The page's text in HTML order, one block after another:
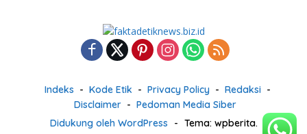
Indeks Kode Etik Privacy Policy
Redaksi
Disclaimer
Pedoman Media Siber
Didukung oleh WordPress
- Tema: wpberita.